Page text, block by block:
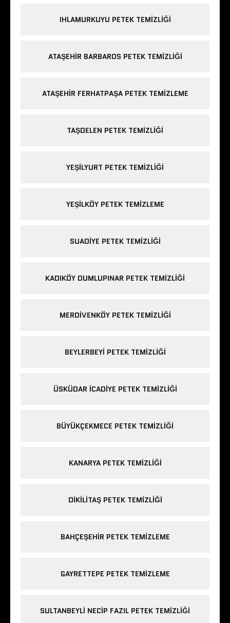
IHLAMURKUYU PETEK TEMIZLIĞI
ATAŞEHIR BARBAROS PETEK TEMIZLIĞI
ATAŞEHIR FERHATPAŞA PETEK TEMIZLEME
TAŞDELEN PETEK TEMIZLIĞI
YEŞILYURT PETEK TEMIZLIĞI
YEŞILKÖY PETEK TEMIZLEME
SUADIYE PETEK TEMIZLIĞI
KADIKÖY DUMLUPINAR PETEK TEMIZLIĞI
MERDIVENKÖY PETEK TEMIZLIĞI
BEYLERBEYI PETEK TEMIZLIĞI
ÜSKÜDAR ICADIYE PETEK TEMIZLIĞI
BÜYÜKÇEKMECE PETEK TEMIZLIĞI
KANARYA PETEK TEMIZLIĞI
DIKILITAŞ PETEK TEMIZLIĞI
BAHÇEŞEHIR PETEK TEMIZLEME
GAYRETTEPE PETEK TEMIZLEME
SULTANBEYLI NECIP FAZIL PETEK TEMIZLIĞI